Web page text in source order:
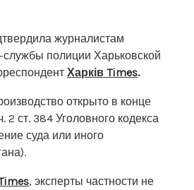
журналистам
службы полиции Харьковской
Харків Times.
открыто в конце
2 ст. 384 Уголовного кодекса
суда или иного
, эксперты частности не